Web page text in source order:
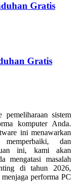
Gratis
Gratis
pemeliharaan sistem
komputer Anda.
ini menawarkan
dan
ini, kami akan
mengatasi masalah
di tahun 2026,
performa PC